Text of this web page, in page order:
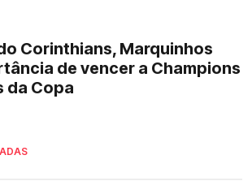
Corinthians, Marquinhos
de vencer a Champions
da Copa